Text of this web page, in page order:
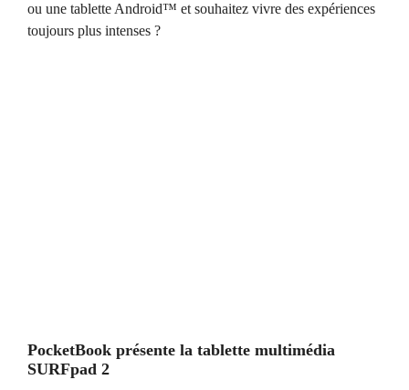
ou une tablette Android™ et souhaitez vivre des expériences
toujours plus intenses ?
PocketBook présente la tablette multimédia
SURFpad 2